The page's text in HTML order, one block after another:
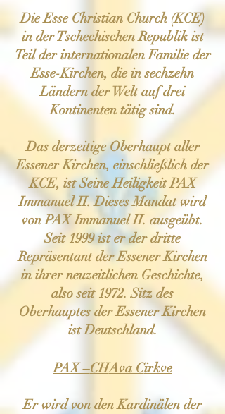
Die Esse Christian Church (KCE)
in der Tschechischen Republik ist
Teil der internationalen Familie der
Esse-Kirchen, die in sechzehn
Ländern der Welt auf drei
Kontinenten tätig sind.
Das derzeitige Oberhaupt aller
Essener Kirchen, einschließlich der
KCE, ist Seine Heiligkeit PAX
Immanuel II. Dieses Mandat wird
von PAX Immanuel II. ausgeübt.
Seit 1999 ist er der dritte
Repräsentant der Essener Kirchen
in ihrer neuzeitlichen Geschichte,
also seit 1972. Sitz des
Oberhauptes der Essener Kirchen
ist Deutschland.
PAX –CHAva Cirkve
Er wird von den Kardinälen der